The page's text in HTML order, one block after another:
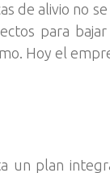
de alivio no
para
Hoy el
un plan